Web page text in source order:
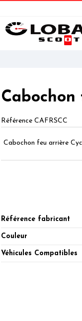
Référence CAFRSCC
Cabochon feu arrière
Référence fabricant
Couleur
Véhicules Compatibles